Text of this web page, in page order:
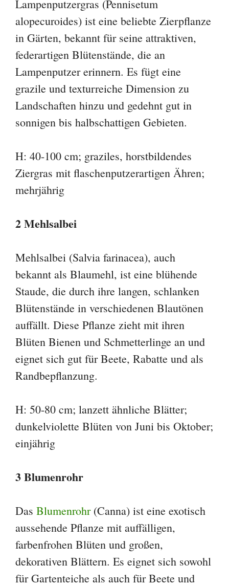
Lampenputzergras (Pennisetum
alopecuroides) ist eine beliebte Zierpflanze
in Gärten, bekannt für seine attraktiven,
federartigen Blütenstände, die an
Lampenputzer erinnern. Es fügt eine
grazile und texturreiche Dimension zu
Landschaften hinzu und gedehnt gut in
sonnigen bis halbschattigen Gebieten.
H: 40-100 cm; graziles, horstbildendes
Ziergras mit flaschenputzerartigen Ähren;
mehrjährig
2 Mehlsalbei
Mehlsalbei (Salvia farinacea), auch
bekannt als Blaumehl, ist eine blühende
Staude, die durch ihre langen, schlanken
Blütenstände in verschiedenen Blautönen
auffällt. Diese Pflanze zieht mit ihren
Blüten Bienen und Schmetterlinge an und
eignet sich gut für Beete, Rabatte und als
Randbepflanzung.
H: 50-80 cm; lanzett ähnliche Blätter;
dunkelviolette Blüten von Juni bis Oktober;
einjährig
3 Blumenrohr
Das Blumenrohr(Canna) ist eine exotisch
aussehende Pflanze mit auffälligen,
farbenfrohen Blüten und großen,
dekorativen Blättern. Es eignet sich sowohl
für Gartenteiche als auch für Beete und